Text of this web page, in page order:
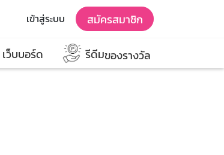
เข้าสู่ระบบ สมัครสมาชิก
เว็บบอร์ด รีดีมของรางวัล